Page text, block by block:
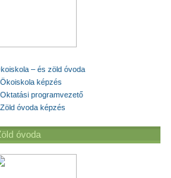
– és zöld óvoda
Ökoiskola képzés
Oktatási programvezető
Zöld óvoda képzés
óvoda